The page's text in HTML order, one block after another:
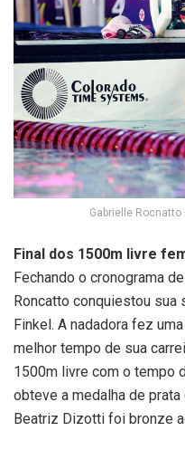
Gabrielle Rocnatto
Final dos 1500m livre
Fechando o cronograma
Roncatto conquiestou sua
Finkel. A nadadora fez
melhor tempo de sua
1500m livre com o tempo
obteve a medalha de
Beatriz Dizotti foi bronze